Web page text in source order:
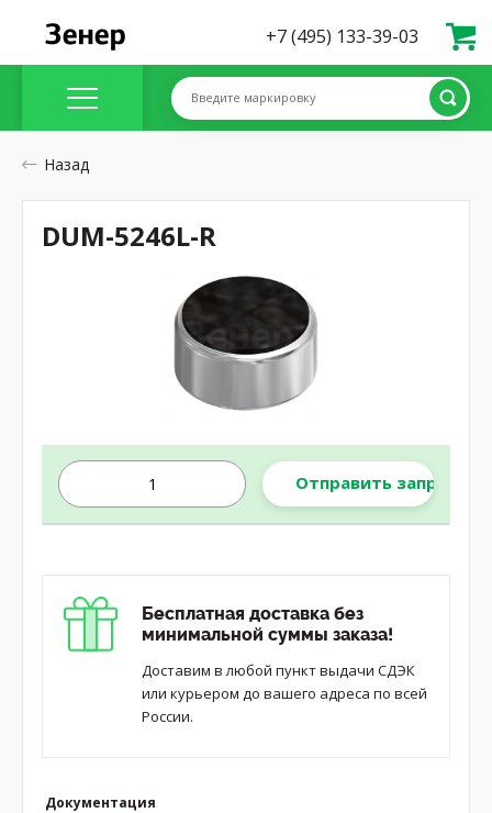
+7 (495) 133-39-03
Введите маркировку
Назад
Отправить запрос
Бесплатная доставка без
минимальной суммы заказа!
Доставим в любой пункт выдачи СДЭК
или курьером до вашего адреса по всей
России.
Документация
DUM-5246L-R